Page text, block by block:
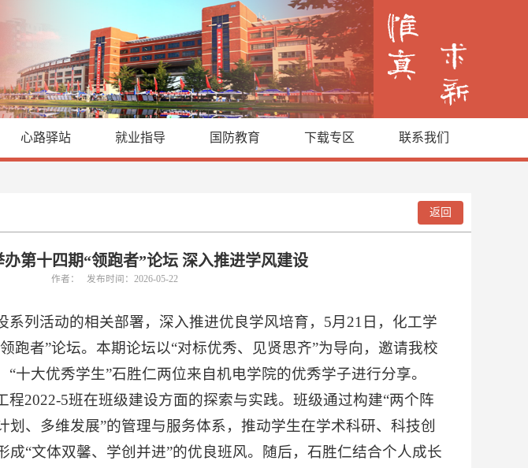
心路驿站 就业指导 国防教育 下载专区 联系我们
返回
第十四期“领跑者”论坛 深入推进学风建设
作者： 发布时间：2026-05-22
系列活动的相关部署，深入推进优良学风培育，5月21日，化工学
跑者”论坛。本期论坛以“对标优秀、见贤思齐”为导向，邀请我校
“十大优秀学生”石胜仁两位来自机电学院的优秀学子进行分享。
程2022-5班在班级建设方面的探索与实践。班级通过构建“两个阵
划、多维发展”的管理与服务体系，推动学生在学术科研、科技创
成“文体双馨、学创并进”的优良班风。随后，石胜仁结合个人成长